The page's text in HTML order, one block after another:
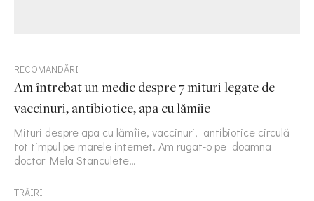
RECOMANDĂRI
Am întrebat un medic despre 7 mituri legate de
vaccinuri, antibiotice, apa cu lămîie
Mituri despre apa cu lămîie, vaccinuri, antibiotice circulă
tot timpul pe marele internet. Am rugat-o pe doamna
doctor Mela Stanculete…
TRĂIRI